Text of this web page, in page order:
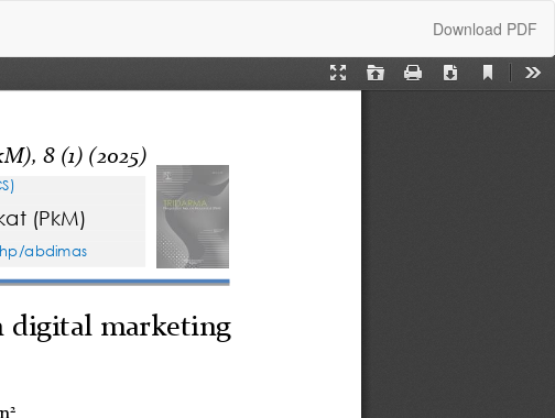
Download
Download PDF